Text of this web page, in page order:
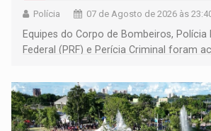
Polícia 07 de Agosto de 2026 às
Equipes do Corpo de Bombeiros, Polícia
Federal (PRF) e Perícia Criminal foram